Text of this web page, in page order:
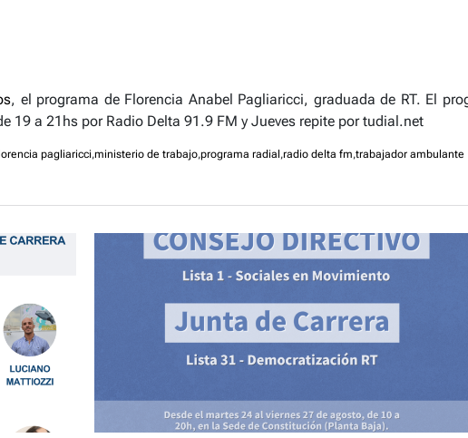
, el programa de Florencia Anabel Pagliaricci, graduada de RT. El
19 a 21hs por Radio Delta 91.9 FM y Jueves repite por tudial.net
pagliaricci,ministerio de trabajo,programa radial ,radio delta fm,trabajador ambulante